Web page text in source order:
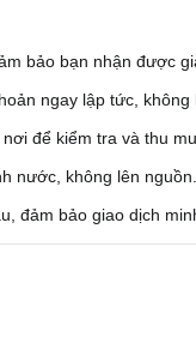
bảo bạn nhận được
ngay lập tức, không
để kiểm tra và thu
không lên
đảm bảo giao dịch